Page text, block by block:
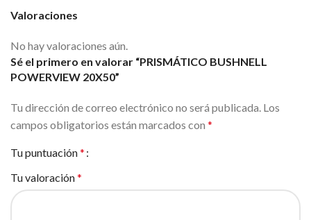
Valoraciones
No hay valoraciones aún.
Sé el primero en valorar “PRISMÁTICO BUSHNELL
POWERVIEW 20X50”
Tu dirección de correo electrónico no será publicada. Los
campos obligatorios están marcados con *
Tu puntuación*
Tu valoración*